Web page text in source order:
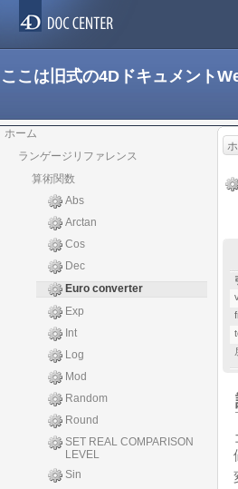
ここは旧式の4Dドキュメント
ホーム
ランゲージリファレンス
算術関数
Abs
Arctan
Cos
Dec
Euro converter
Exp
Int
Log
Mod
Random
Round
SET REAL COMPARISON
LEVEL
Sin